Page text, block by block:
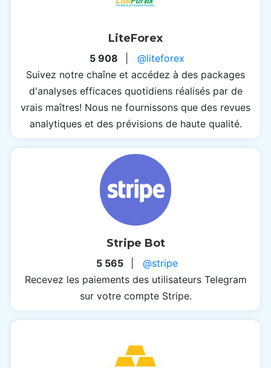
LiteForex
5 908
@liteforex
Suivez notre chaîne et accédez à des packages
d'analyses efficaces quotidiens réalisés par de
vrais maîtres! Nous ne fournissons que des revues
analytiques et des prévisions de haute qualité.
Stripe Bot
5 565
@stripe
Recevez les paiements des utilisateurs Telegram
sur votre compte Stripe.